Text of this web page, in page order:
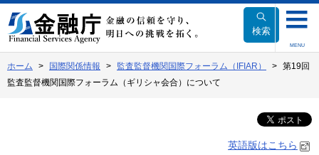
文
へ
動
検索
MENU
ホーム 国際関係情報 監査監督機関国際フォーラム（IFIAR）
第19回
監査監督機関国際フォーラム（ギリシャ会合）について
英語版はこちら